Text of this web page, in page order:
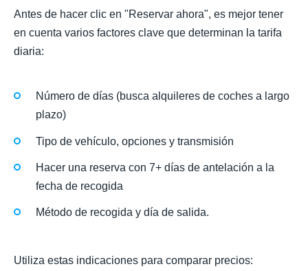
Antes de hacer clic en "Reservar ahora", es mejor tener
en cuenta varios factores clave que determinan la tarifa
diaria:
Número de días (busca alquileres de coches a largo
plazo)
Tipo de vehículo, opciones y transmisión
Hacer una reserva con 7+ días de antelación a la
fecha de recogida
Método de recogida y día de salida.
Utiliza estas indicaciones para comparar precios: